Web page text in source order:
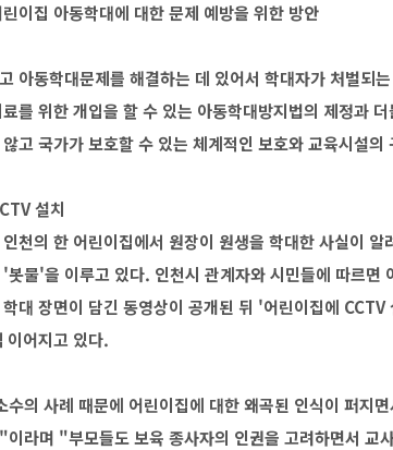
이집 아동학대에 대한 문제 예방을 위한 방안
아동학대문제를 해결하는 데 있어서 학대자가 처벌되
를 위한 개입을 할 수 있는 아동학대방지법의 제정과
고 국가가 보호할 수 있는 체계적인 보호와 교육시설
설치
천의 한 어린이집에서 원장이 원생을 학대한 사실이
'봇물'을 이루고 있다. 인천시 관계자와 시민들에 따르면
학대 장면이 담긴 동영상이 공개된 뒤 '어린이집에
이어지고 있다.
수의 사례 때문에 어린이집에 대한 왜곡된 인식이 퍼지
이라며 "부모들도 보육 종사자의 인권을 고려하면서 교